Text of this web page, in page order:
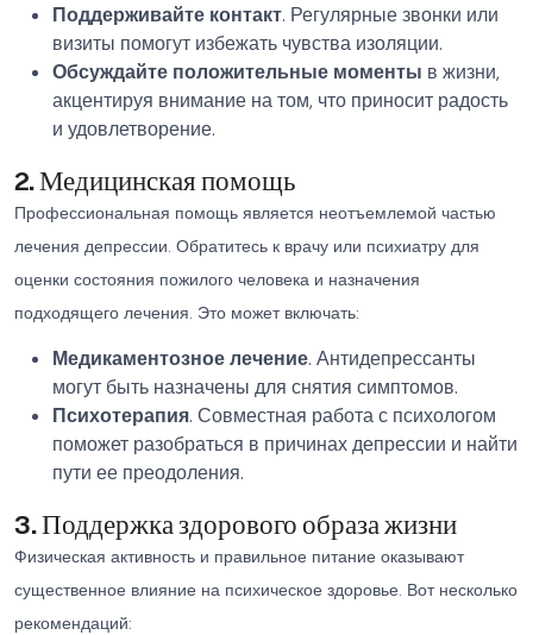
Поддерживайте контакт. Регулярные звонки или
визиты помогут избежать чувства изоляции.
Обсуждайте положительные моменты в жизни,
акцентируя внимание на том, что приносит радость
и удовлетворение.
2. Медицинская помощь
Профессиональная помощь является неотъемлемой частью
лечения депрессии. Обратитесь к врачу или психиатру для
оценки состояния пожилого человека и назначения
подходящего лечения. Это может включать:
Медикаментозное лечение. Антидепрессанты
могут быть назначены для снятия симптомов.
Психотерапия. Совместная работа с психологом
поможет разобраться в причинах депрессии и найти
пути ее преодоления.
3. Поддержка здорового образа жизни
Физическая активность и правильное питание оказывают
существенное влияние на психическое здоровье. Вот несколько
рекомендаций: